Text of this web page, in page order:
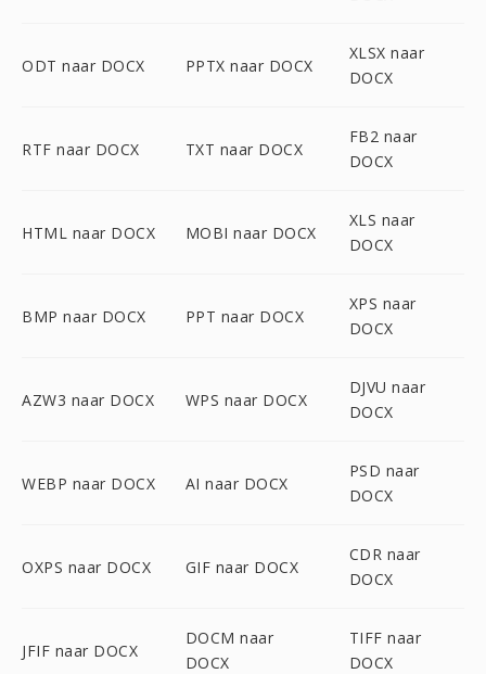
ODT naar DOCX PPTX naar DOCX
XLSX naar
DOCX
RTF naar DOCX TXT naar DOCX
FB2 naar
DOCX
HTML naar DOCX MOBI naar DOCX
XLS naar
DOCX
BMP naar DOCX PPT naar DOCX
XPS naar
DOCX
AZW3 naar DOCX WPS naar DOCX
DJVU naar
DOCX
WEBP naar DOCX AI naar DOCX
PSD naar
DOCX
OXPS naar DOCX GIF naar DOCX
CDR naar
DOCX
JFIF naar DOCX
DOCM naar
DOCX
TIFF naar
DOCX